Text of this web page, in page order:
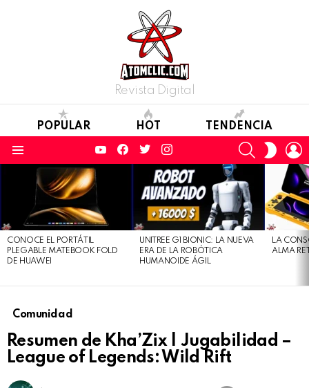
Revista Digital
POPULAR HOT TENDENCIA
YouTubeFacebook
TwitterInstagram SEARCH
SKIN
STORIES
CONOCE EL PORTÁTIL
PLEGABLE MATEBOOK FOLD
DE HUAWEI
UNITREE G1 BIONIC: LA NUEVA
ERA DE LA ROBÓTICA
HUMANOIDE ÁGIL
LA
ALMA
Comunidad
Resumen de Kha’Zix | Jugabilidad –
League of Legends: Wild Rift